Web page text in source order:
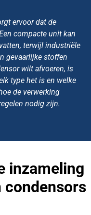
ervoor dat de
compacte unit kan
terwijl industriële
gevaarlijke stoffen
wilt afvoeren, is
type het is en welke
de verwerking
nodig zijn.
inzameling
condensors